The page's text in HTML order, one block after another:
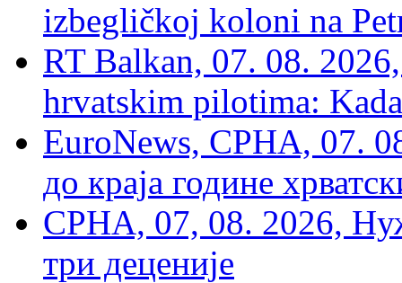
izbegličkoj koloni na
RT Balkan, 07. 08.
hrvatskim pilotima:
EuroNews, СРНА, 07.
до краја године
СРНА, 07, 08. 2026,
три деценије